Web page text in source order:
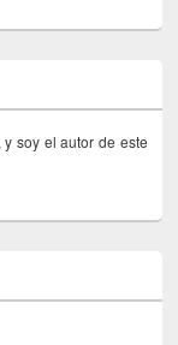
soy el autor de este